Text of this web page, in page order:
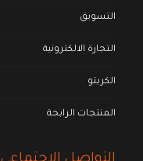
التسويق
التجارة الالكترونية
الكربتو
المنتجات الرابحة